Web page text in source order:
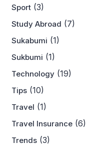
Sport (3)
Study Abroad (7)
Sukabumi (1)
Sukbumi (1)
Technology (19)
Tips (10)
Travel (1)
Travel Insurance (6)
Trends (3)